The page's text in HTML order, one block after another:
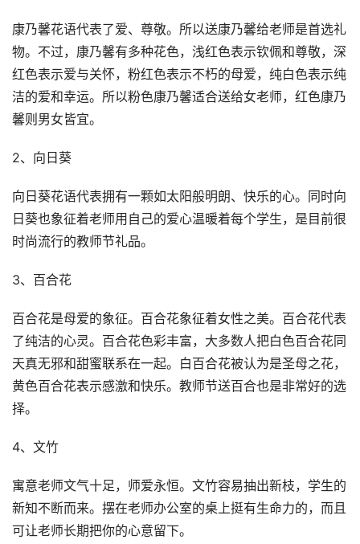
康乃馨花语代表了爱、尊敬。所以送康乃馨给老师是首选礼
物。不过，康乃馨有多种花色，浅红色表示钦佩和尊敬，深
红色表示爱与关怀，粉红色表示不朽的母爱，纯白色表示纯
洁的爱和幸运。所以粉色康乃馨适合送给女老师，红色康乃
馨则男女皆宜。
2、向日葵
向日葵花语代表拥有一颗如太阳般明朗、快乐的心。同时向
日葵也象征着老师用自己的爱心温暖着每个学生，是目前很
时尚流行的教师节礼品。
3、百合花
百合花是母爱的象征。百合花象征着女性之美。百合花代表
了纯洁的心灵。百合花色彩丰富，大多数人把白色百合花同
天真无邪和甜蜜联系在一起。白百合花被认为是圣母之花，
黄色百合花表示感激和快乐。教师节送百合也是非常好的选
择。
4、文竹
寓意老师文气十足，师爱永恒。文竹容易抽出新枝，学生的
新知不断而来。摆在老师办公室的桌上挺有生命力的，而且
可让老师长期把你的心意留下。